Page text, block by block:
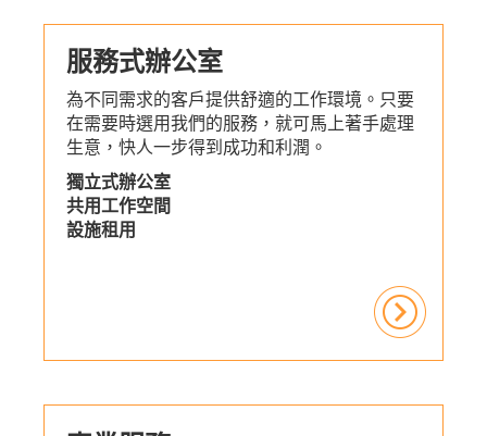
服務式辦公室
為不同需求的客戶提供舒適的工作環境。只要
在需要時選用我們的服務，就可馬上著手處理
生意，快人一步得到成功和利潤。
獨立式辦公室
共用工作空間
設施租用